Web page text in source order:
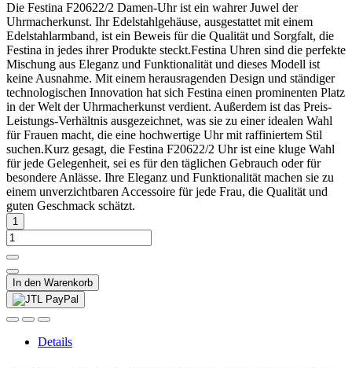
Die Festina F20622/2 Damen-Uhr ist ein wahrer Juwel der
Uhrmacherkunst. Ihr Edelstahlgehäuse, ausgestattet mit einem
Edelstahlarmband, ist ein Beweis für die Qualität und Sorgfalt, die
Festina in jedes ihrer Produkte steckt.Festina Uhren sind die perfekte
Mischung aus Eleganz und Funktionalität und dieses Modell ist
keine Ausnahme. Mit einem herausragenden Design und ständiger
technologischen Innovation hat sich Festina einen prominenten Platz
in der Welt der Uhrmacherkunst verdient. Außerdem ist das Preis-
Leistungs-Verhältnis ausgezeichnet, was sie zu einer idealen Wahl
für Frauen macht, die eine hochwertige Uhr mit raffiniertem Stil
suchen.Kurz gesagt, die Festina F20622/2 Uhr ist eine kluge Wahl
für jede Gelegenheit, sei es für den täglichen Gebrauch oder für
besondere Anlässe. Ihre Eleganz und Funktionalität machen sie zu
einem unverzichtbaren Accessoire für jede Frau, die Qualität und
guten Geschmack schätzt.
In den Warenkorb
Details